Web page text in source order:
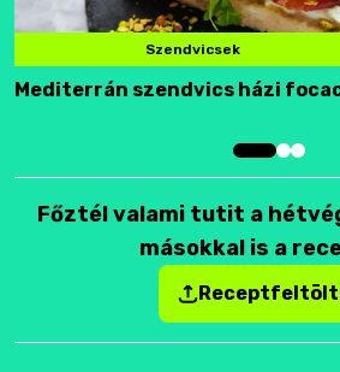
Szendvicsek
Mediterrán szendvics házi
Főztél valami tutit a
másokkal is a